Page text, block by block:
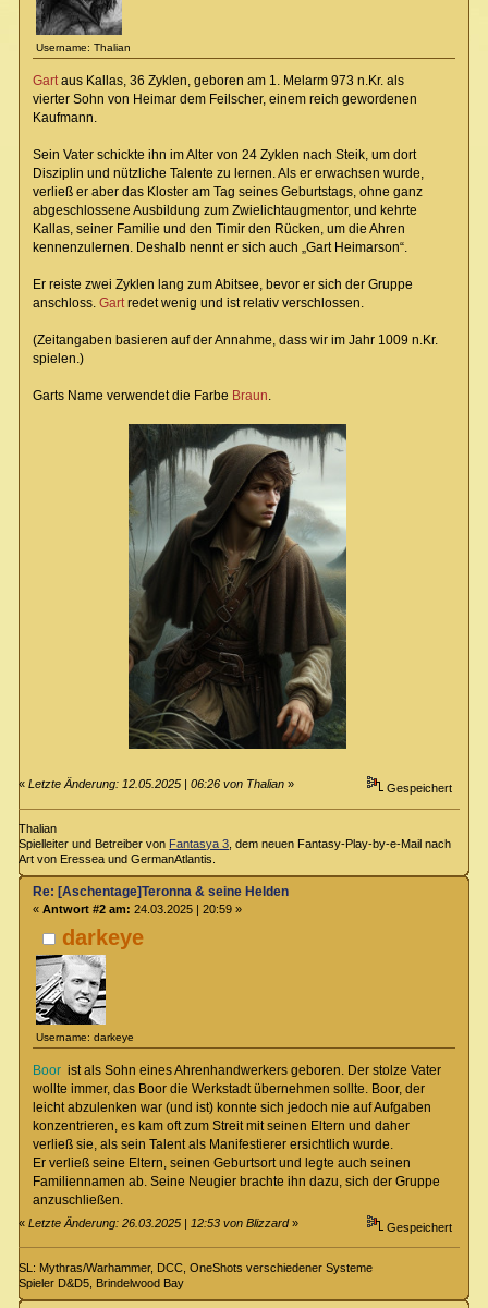
Username: Thalian
Gartaus Kallas, 36 Zyklen, geboren am 1. Melarm 973 n.Kr. als
vierter Sohn von Heimar dem Feilscher, einem reich gewordenen
Kaufmann.
Sein Vater schickte ihn im Alter von 24 Zyklen nach Steik, um dort
Disziplin und nützliche Talente zu lernen. Als er erwachsen wurde,
verließ er aber das Kloster am Tag seines Geburtstags, ohne ganz
abgeschlossene Ausbildung zum Zwielichtaugmentor, und kehrte
Kallas, seiner Familie und den Timir den Rücken, um die Ahren
kennenzulernen. Deshalb nennt er sich auch „Gart Heimarson“.
Er reiste zwei Zyklen lang zum Abitsee, bevor er sich der Gruppe
anschloss. Gartredet wenig und ist relativ verschlossen.
(Zeitangaben basieren auf der Annahme, dass wir im Jahr 1009 n.Kr.
spielen.)
Garts Name verwendet die Farbe Braun.
«Letzte Änderung: 12.05.2025 | 06:26 von Thalian » Gespeichert
Thalian
Spielleiter und Betreiber von Fantasya 3 , dem neuen Fantasy-Play-by-e-Mail nach
Art von Eressea und GermanAtlantis.
darkeye
Username: darkeye
Re: [Aschentage]Teronna & seine Helden
« Antwort #2 am: 24.03.2025 | 20:59 »
Boor ist als Sohn eines Ahrenhandwerkers geboren. Der stolze Vater
wollte immer, das Boor die Werkstadt übernehmen sollte. Boor, der
leicht abzulenken war (und ist) konnte sich jedoch nie auf Aufgaben
konzentrieren, es kam oft zum Streit mit seinen Eltern und daher
verließ sie, als sein Talent als Manifestierer ersichtlich wurde.
Er verließ seine Eltern, seinen Geburtsort und legte auch seinen
Familiennamen ab. Seine Neugier brachte ihn dazu, sich der Gruppe
anzuschließen.
«Letzte Änderung: 26.03.2025 | 12:53 von Blizzard» Gespeichert
SL: Mythras/Warhammer, DCC, OneShots verschiedener Systeme
Spieler D&D5, Brindelwood Bay